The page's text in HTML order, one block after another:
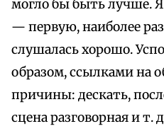
могло бы быть лучше.
— первую, наиболее
слушалась хорошо.
образом, ссылками на
причины: дескать,
сцена разговорная и т.